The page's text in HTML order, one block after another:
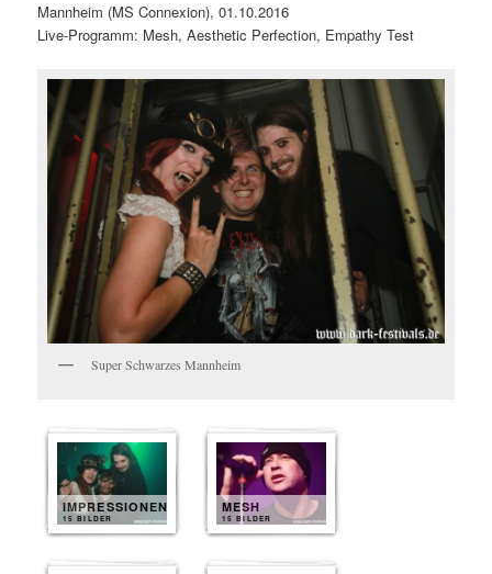
Mannheim (MS Connexion), 01.10.2016
Live-Programm: Mesh, Aesthetic Perfection, Empathy Test
Super Schwarzes Mannheim
IMPRESSIONEN
15 BILDER
MESH
15 BILDER